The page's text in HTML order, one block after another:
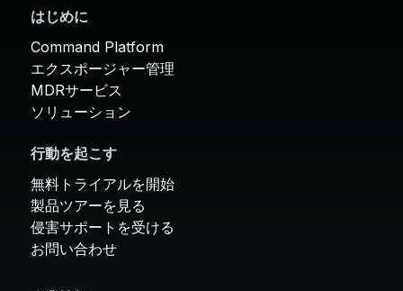
はじめに
Command Platform
エクスポージャー管理
MDRサービス
ソリューション
行動を起こす
無料トライアルを開始
製品ツアーを見る
侵害サポートを受ける
お問い合わせ